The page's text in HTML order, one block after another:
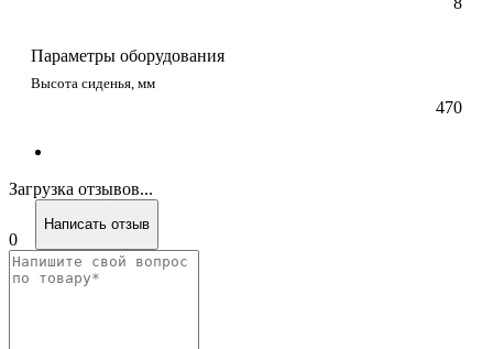
Параметры оборудования
Высота сиденья, мм
470
Загрузка отзывов...
0
Написать отзыв